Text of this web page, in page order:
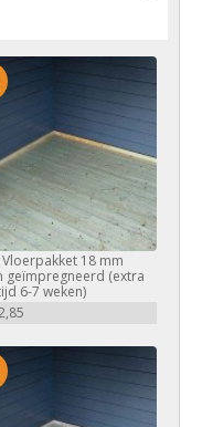
18 mm
geïmpregneerd (extra
6-7 weken)